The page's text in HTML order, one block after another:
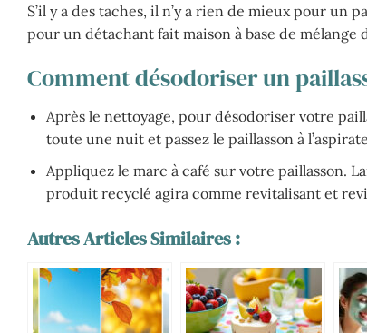
S’il y a des taches, il n’y a rien de mieux pour un
pour un détachant fait maison à base de
Comment désodoriser un
Après le nettoyage, pour désodoriser votre
toute une nuit et passez le paillasson à
Appliquez le marc à café sur votre paillasson.
produit recyclé agira comme revitalisant et
Autres Articles Similaires :